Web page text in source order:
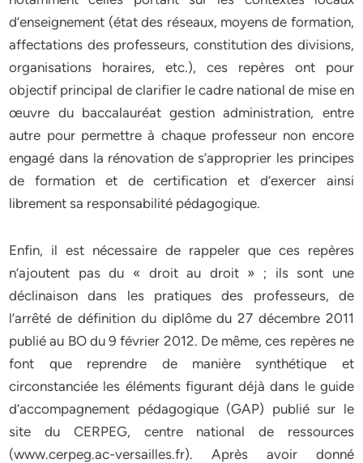
d’enseignement (état des réseaux, moyens de formation,
affectations des professeurs, constitution des divisions,
organisations horaires, etc.), ces repères ont pour
objectif principal de clarifier le cadre national de mise en
œuvre du baccalauréat gestion administration, entre
autre pour permettre à chaque professeur non encore
engagé dans la rénovation de s’approprier les principes
de formation et de certification et d’exercer ainsi
librement sa responsabilité pédagogique.
Enfin, il est nécessaire de rappeler que ces repères
n’ajoutent pas du « droit au droit » ; ils sont une
déclinaison dans les pratiques des professeurs, de
l’arrêté de définition du diplôme du 27 décembre 2011
publié au BO du 9 février 2012. De même, ces repères ne
font que reprendre de manière synthétique et
circonstanciée les éléments figurant déjà dans le guide
d’accompagnement pédagogique (GAP) publié sur le
site du CERPEG, centre national de ressources
(www.cerpeg.ac-versailles.fr). Après avoir donné